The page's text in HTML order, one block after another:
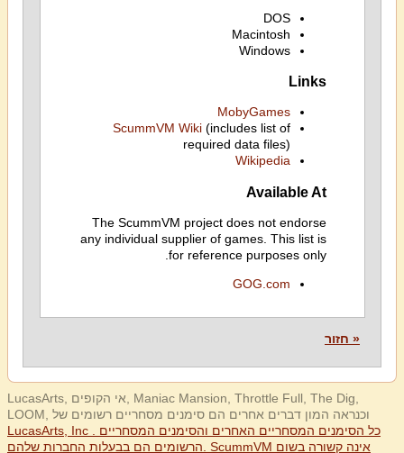
DOS
Macintosh
Windows
Links
MobyGames
ScummVM Wiki(includes list of
required data files)
Wikipedia
Available At
The ScummVM project does not endorse
any individual supplier of games. This list is
for reference purposes only.
GOG.com
« חזור
LucasArts, אי הקופים, Maniac Mansion, Throttle Full, The Dig,
LOOM, וכנראה המון דברים אחרים הם סימנים מסחריים רשומים של
LucasArts, Inc . כל הסימנים המסחריים האחרים והסימנים המסחריים
הרשומים הם בבעלות החברות שלהם. ScummVM אינה קשורה בשום